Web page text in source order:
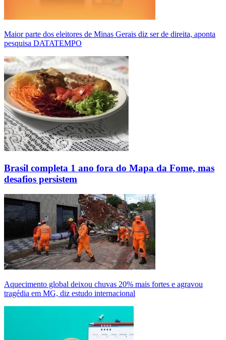
Maior parte dos eleitores de Minas Gerais diz ser de direita, aponta
pesquisa DATATEMPO
Brasil completa 1 ano fora do Mapa da Fome, mas
desafios persistem
Aquecimento global deixou chuvas 20% mais fortes e agravou
tragédia em MG, diz estudo internacional